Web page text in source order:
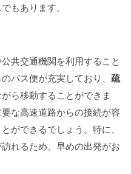
もあります。
共交通機関を利用すること
バス便が充実しており、 疏
ら移動することができま
な高速道路からの接続が容
ができるでしょう。特に、
れるため、早めの出発がお